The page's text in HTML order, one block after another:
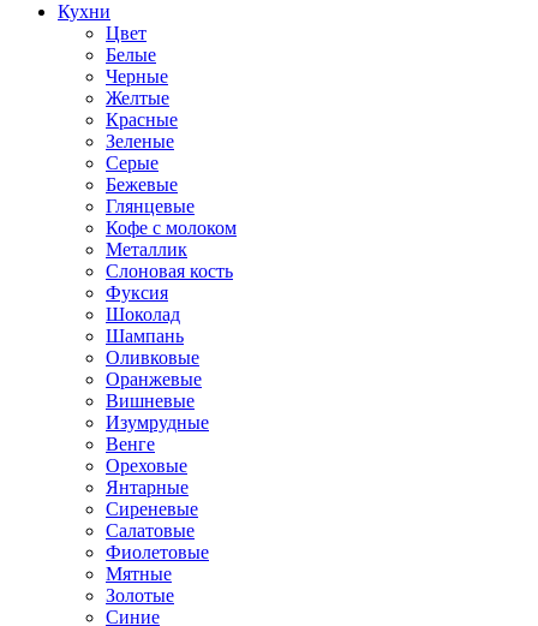
Кухни
Цвет
Белые
Черные
Желтые
Красные
Зеленые
Серые
Бежевые
Глянцевые
Кофе с молоком
Металлик
Слоновая кость
Фуксия
Шоколад
Шампань
Оливковые
Оранжевые
Вишневые
Изумрудные
Венге
Ореховые
Янтарные
Сиреневые
Салатовые
Фиолетовые
Мятные
Золотые
Синие